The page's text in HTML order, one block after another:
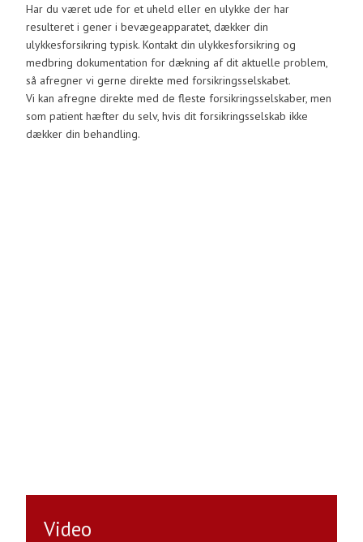
Har du været ude for et uheld eller en ulykke der har
resulteret i gener i bevægeapparatet, dækker din
ulykkesforsikring typisk. Kontakt din ulykkesforsikring og
medbring dokumentation for dækning af dit aktuelle problem,
så afregner vi gerne direkte med forsikringsselskabet.
Vi kan afregne direkte med de fleste forsikringsselskaber, men
som patient hæfter du selv, hvis dit forsikringsselskab ikke
dækker din behandling.​
Video